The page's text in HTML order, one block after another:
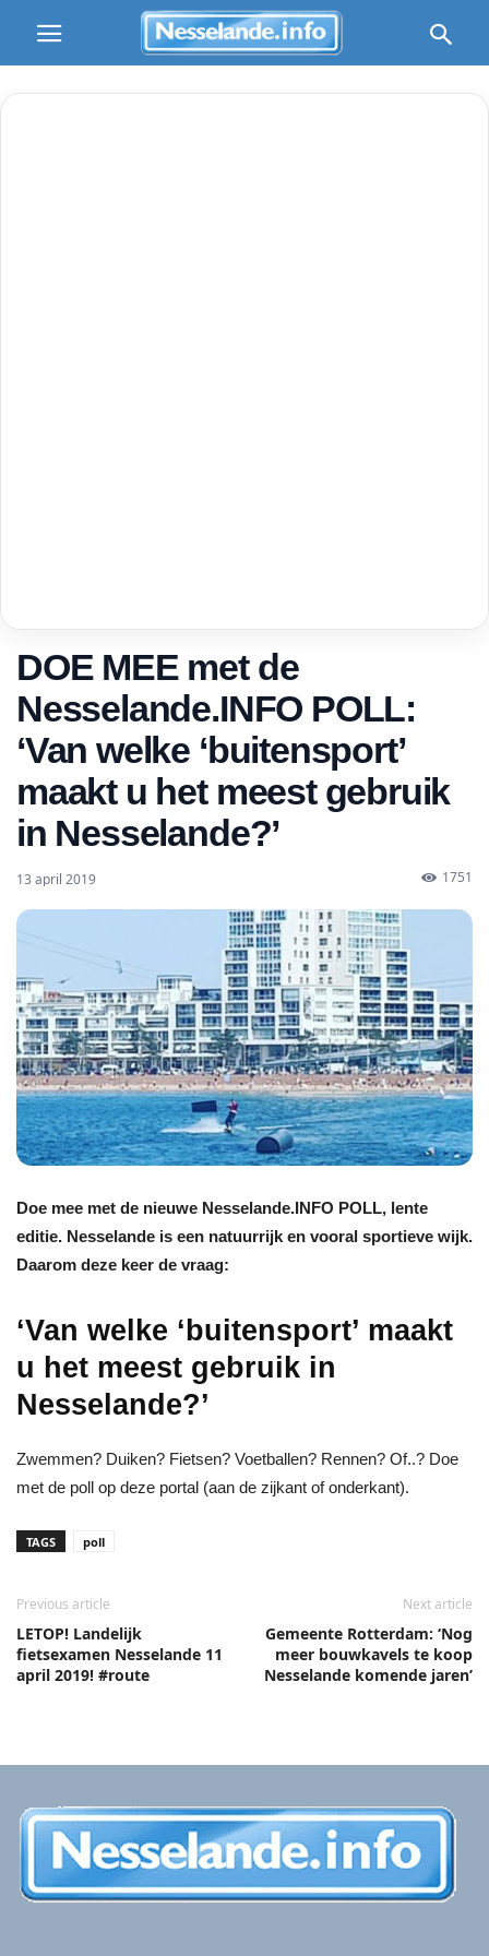
DOE MEE met de
Nesselande.INFO POLL:
‘Van welke ‘buitensport’
maakt u het meest gebruik
in Nesselande?’
13 april 2019 1751
Doe mee met de nieuwe Nesselande.INFO POLL, lente
editie. Nesselande is een natuurrijk en vooral sportieve wijk.
Daarom deze keer de vraag:
‘Van welke ‘buitensport’ maakt
u het meest gebruik in
Nesselande?’
Zwemmen? Duiken? Fietsen? Voetballen? Rennen? Of..? Doe
met de poll op deze portal (aan de zijkant of onderkant).
TAGS poll
Previous article
LETOP! Landelijk
fietsexamen Nesselande 11
april 2019! #route
Next article
Gemeente Rotterdam: ‘Nog
meer bouwkavels te koop
Nesselande komende jaren’